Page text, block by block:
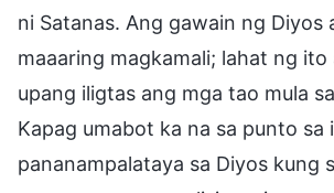
ni Satanas. Ang gawain ng Diyos
maaaring magkamali; lahat ng ito
upang iligtas ang mga tao mula
Kapag umabot ka na sa punto sa
pananampalataya sa Diyos kung